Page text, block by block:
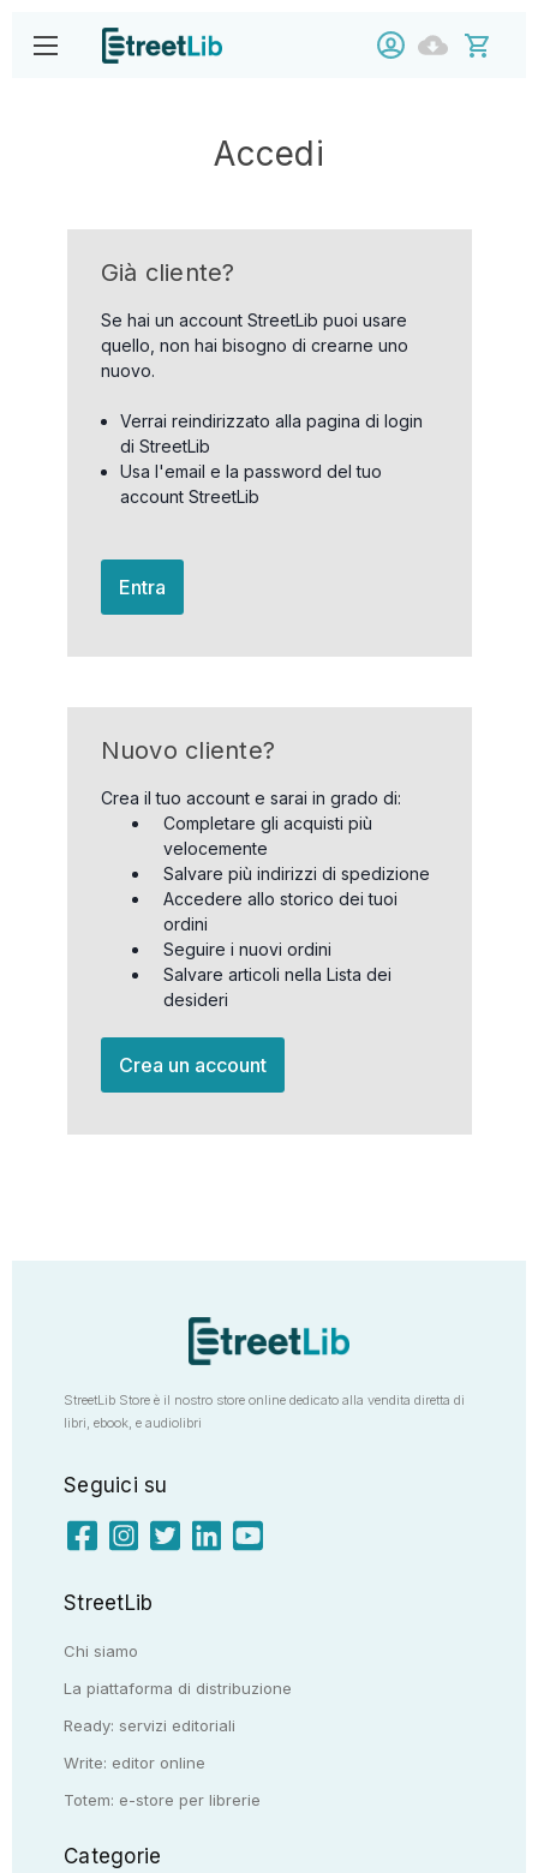
Accedi
Già cliente?
Se hai un account StreetLib puoi usare
quello, non hai bisogno di crearne uno
nuovo.
Verrai reindirizzato alla pagina di login
di StreetLib
Usa l'email e la password del tuo
account StreetLib
Entra
Nuovo cliente?
Crea il tuo account e sarai in grado di:
Completare gli acquisti più
velocemente
Salvare più indirizzi di spedizione
Accedere allo storico dei tuoi
ordini
Seguire i nuovi ordini
Salvare articoli nella Lista dei
desideri
Crea un account
StreetLib Store è il nostro store online dedicato alla vendita diretta di
libri, ebook, e audiolibri
Seguici su
StreetLib
Chi siamo
La piattaforma di distribuzione
Ready: servizi editoriali
Write: editor online
Totem: e-store per librerie
Categorie